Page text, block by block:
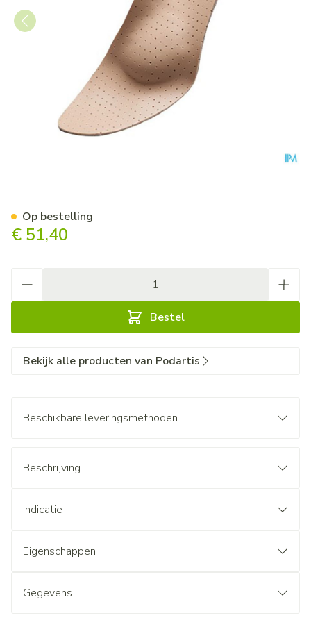
€ 51,40
Bestel
Op bestelling
Bekijk alle producten van Podartis
Beschikbare leveringsmethoden
Beschrijving
Indicatie
Eigenschappen
Gegevens